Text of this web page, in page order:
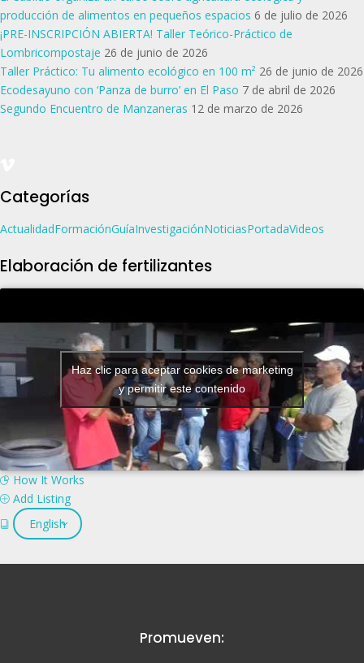
producción de alimentos en pequeños espacios 6 de julio de 2026
¡PRE-INSCRIPCIÓN ABIERTA! Taller Teórico-Práctico de
Lombricompostaje 26 de junio de 2026
Taller Práctico: Tu alimento ecológico en 100 m² 26 de junio de 2026
Ecodesayuno con ‘Panza de burro’ en El Paso 7 de abril de 2026
Segundo Encuentro de Manzaneras 12 de marzo de 2026
Categorías
ActualidadFormaciónGuíaInvestigaciónNoticiasPortadaVideos
Elaboración de fertilizantes
Haz clic para aceptar cookies de marketing
y permitir este contenido
How It Works
Add Listing
English
Promueven: